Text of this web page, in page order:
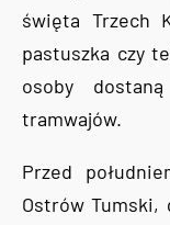
święta Trzech
pastuszka czy
osoby
tramwajów.
Przed
Ostrów Tumski,